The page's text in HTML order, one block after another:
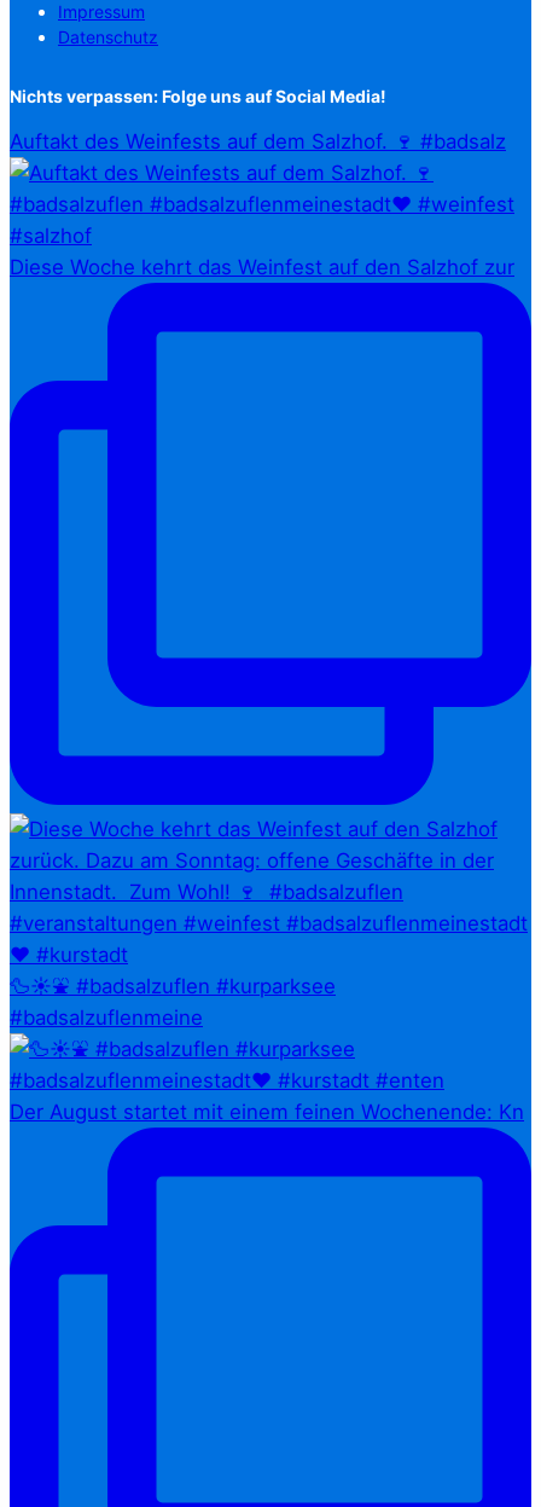
Impressum
Datenschutz
Nichts verpassen: Folge uns auf Social Media!
Auftakt des Weinfests auf dem Salzhof. 🍷 #badsalz
Diese Woche kehrt das Weinfest auf den Salzhof zur
🦆☀️⛲ #badsalzuflen #kurparksee
#badsalzuflenmeine
Der August startet mit einem feinen Wochenende: Kn